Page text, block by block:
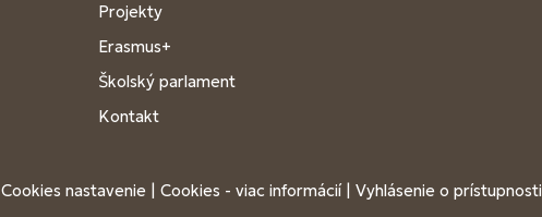
Projekty
Erasmus+
Školský parlament
Kontakt
Cookies nastavenie | Cookies - viac informácií | Vyhlásenie o prístupnosti